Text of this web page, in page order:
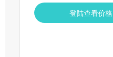
登陆查看价格